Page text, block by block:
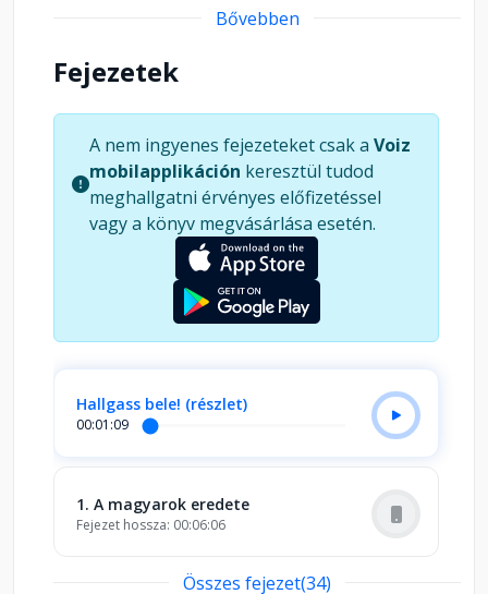
Bővebben
Fejezetek
A nem ingyenes fejezeteket csak a Voiz
mobilapplikáción keresztül tudod
meghallgatni érvényes előfizetéssel
vagy a könyv megvásárlása esetén.
Hallgass bele! (részlet)
00:01:09
1. A magyarok eredete
Fejezet hossza: 00:06:06
Összes fejezet(34)